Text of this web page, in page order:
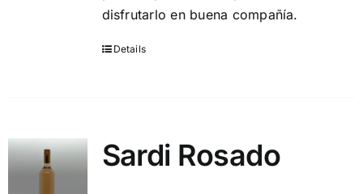
disfrutarlo en buena compañía.
Details
Sardi Rosado